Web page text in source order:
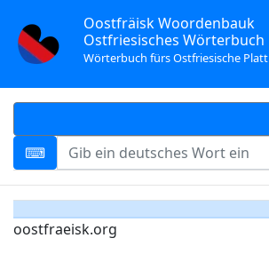
Oostfräisk Woordenbauk
Ostfriesisches Wörterbuch
Wörterbuch fürs Ostfriesische Platt
oostfraeisk.org